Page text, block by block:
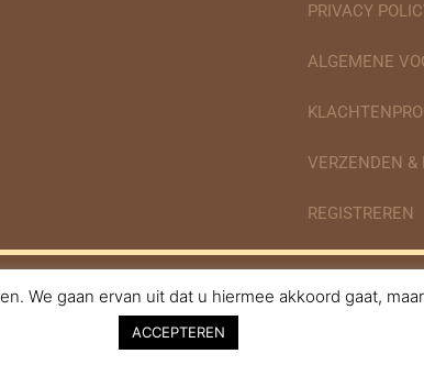
PRIVACY
ALGEMENE
VERZENDEN &
REGISTREREN
Webdesign ontworpen door de BeautyMarketeer
We gaan ervan uit dat u hiermee akkoord gaat,
ACCEPTEREN